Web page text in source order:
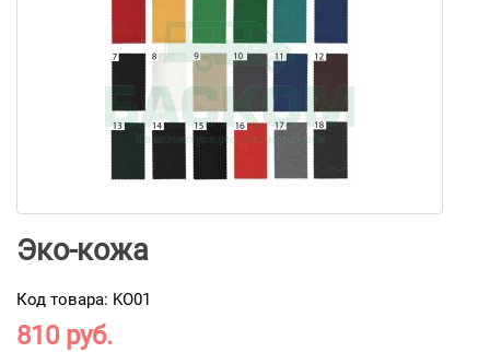
Эко-кожа
Код товара: KO01
810 руб.